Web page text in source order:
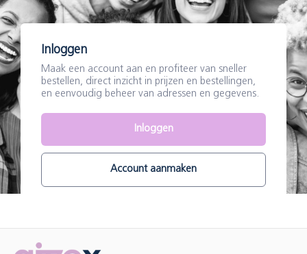
Inloggen
Maak een account aan en profiteer van sneller
bestellen, direct inzicht in prijzen en bestellingen,
en eenvoudig beheer van adressen en gegevens.
Inloggen
Account aanmaken